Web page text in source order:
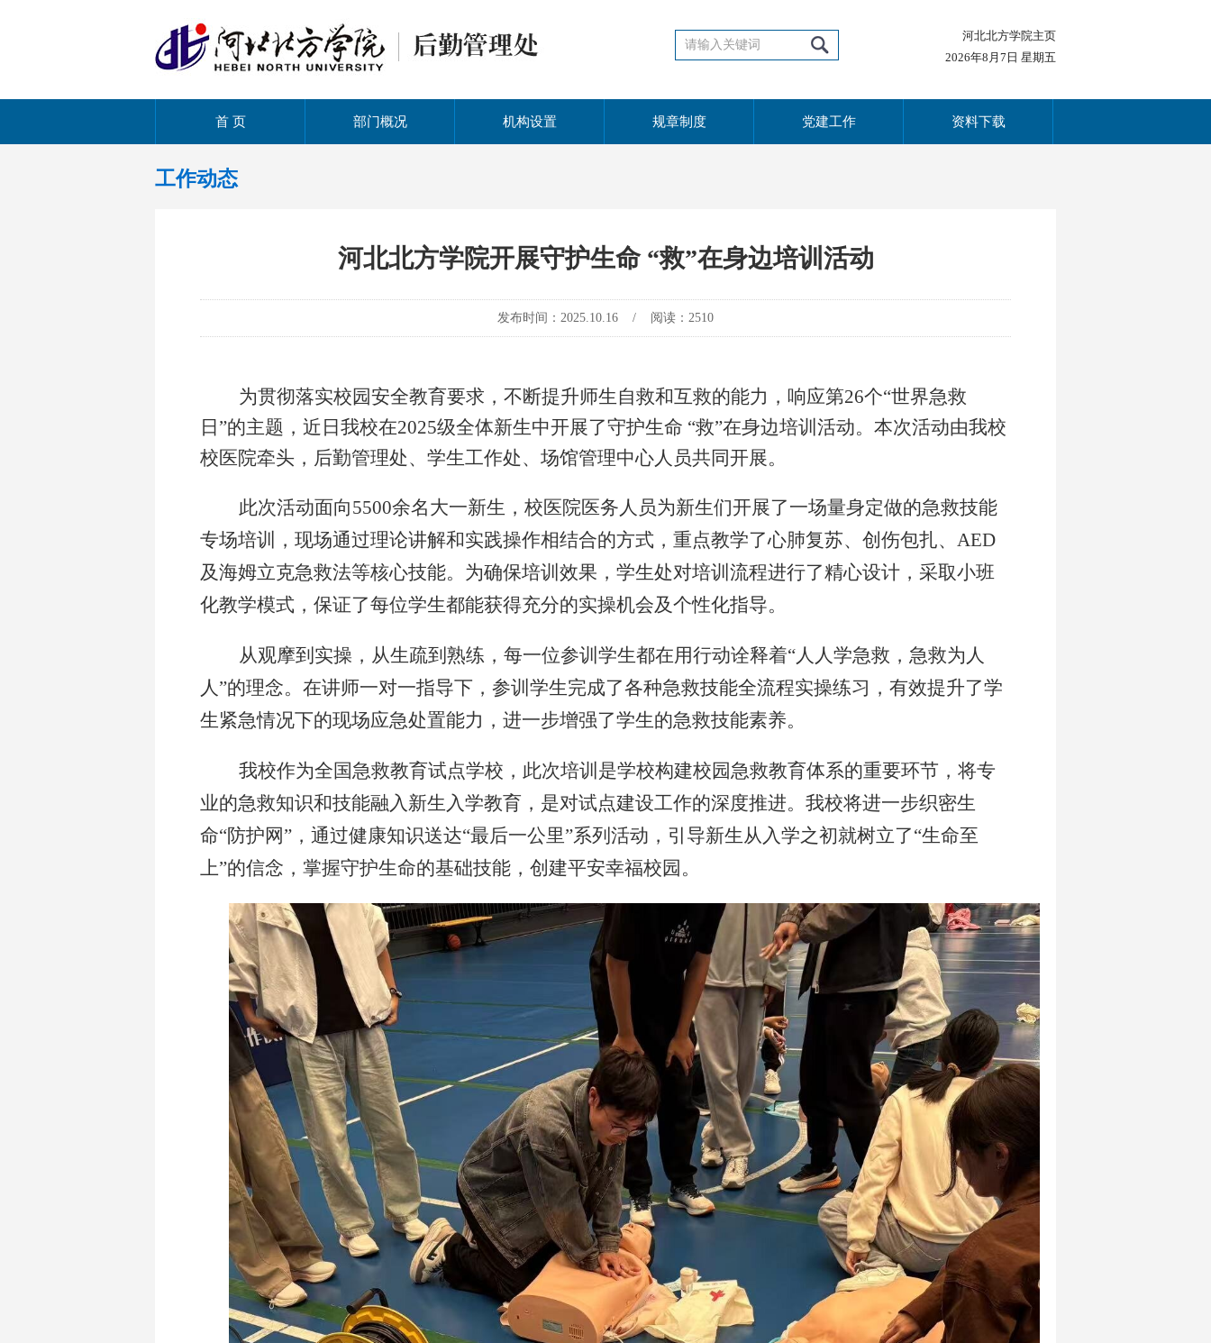
河北北方学院主页
2026年8月7日 星期五
首 页 部门概况 机构设置 规章制度 党建工作 资料下载
工作动态
河北北方学院开展守护生命 “救”在身边培训活动
发布时间：2025.10.16 / 阅读：2510
为贯彻落实校园安全教育要求， 不断提升师生自救和互救的能力 ， 响应第26个“世界急救
日”的主题，近日我校在2025级全体新生中开展了守护生命 “救”在身边培训活动。 本次活动由我校
校医院牵头， 后勤管理处、学生工作处、场馆管理中心人员共同开展。
此次活动面向5500余名大一新生，校医院医务人员为新生们开展了一场量身定做的急救技能
专场培训，现场通过理论讲解和实践操作相结合的方式，重点教学了心肺复苏、 创伤包扎、 AED
及海姆立克急救法等核心技能。 为确保培训效果，学生处对培训流程进行了精心设计，采取小班
化教学模式，保证了每位学生都能获得充分的实操机会及个性化指导。
从观摩到实操，从生疏到熟练，每一位参训学生都在用行动诠释着“人人学急救，急救为人
人”的理念。 在讲师一对一指导下，参训学生完成了各种急救技能全流程实操练习，有效提升了学
生紧急情况下的现场应急处置能力，进一步增强了学生的急救技能素养。
我校作为全国急救教育试点学校，此次培训是学校构建校园急救教育体系的重要环节 ，将专
业的急救知识和技能融入新生入学教育，是对试点建设工作的深度推进。 我校将进一步织密生
命“防护网”，通过健康知识送达“最后一公里”系列活动， 引导新生从入学之初就树立了“生命至
上”的信念，掌握守护生命的基础技能 ， 创建平安幸福校园。